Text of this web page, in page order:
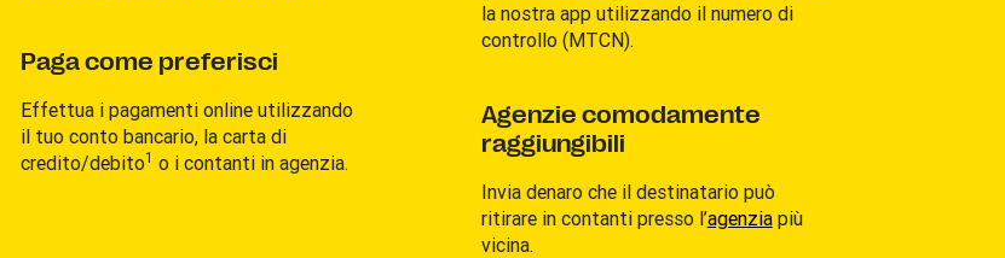
Paga come preferisci
Effettua i pagamenti online utilizzando
il tuo conto bancario, la carta di
credito/debito1 o i contanti in agenzia.
la nostra app utilizzando il numero di
controllo (MTCN).
Agenzie comodamente
raggiungibili
Invia denaro che il destinatario può
ritirare in contanti presso l’agenziapiù
vicina.